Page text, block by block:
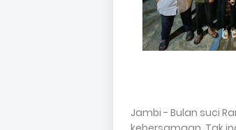
Jambi - Bulan suci